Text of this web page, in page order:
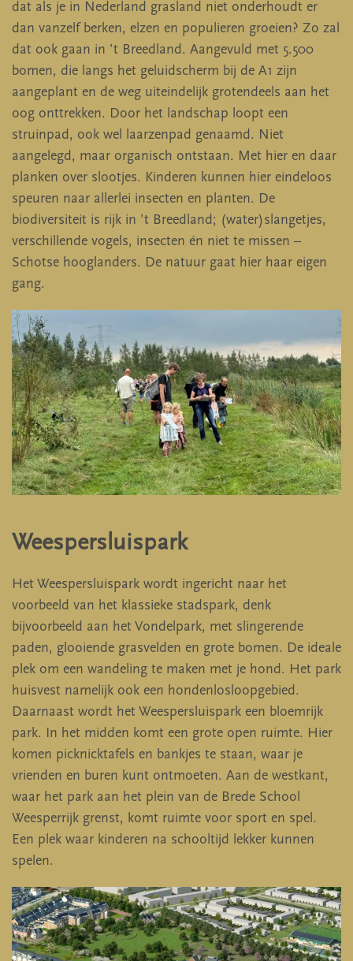
dat als je in Nederland grasland niet onderhoudt er
dan vanzelf berken, elzen en populieren groeien? Zo zal
dat ook gaan in ’t Breedland. Aangevuld met 5.500
bomen, die langs het geluidscherm bij de A1 zijn
aangeplant en de weg uiteindelijk grotendeels aan het
oog onttrekken. Door het landschap loopt een
struinpad, ook wel laarzenpad genaamd. Niet
aangelegd, maar organisch ontstaan. Met hier en daar
planken over slootjes. Kinderen kunnen hier eindeloos
speuren naar allerlei insecten en planten. De
biodiversiteit is rijk in ’t Breedland; (water)slangetjes,
verschillende vogels, insecten én niet te missen –
Schotse hooglanders. De natuur gaat hier haar eigen
gang.
Weespersluispark
Het Weespersluispark wordt ingericht naar het
voorbeeld van het klassieke stadspark, denk
bijvoorbeeld aan het Vondelpark, met slingerende
paden, glooiende grasvelden en grote bomen. De ideale
plek om een wandeling te maken met je hond. Het park
huisvest namelijk ook een hondenlosloopgebied.
Daarnaast wordt het Weespersluispark een bloemrijk
park. In het midden komt een grote open ruimte. Hier
komen picknicktafels en bankjes te staan, waar je
vrienden en buren kunt ontmoeten. Aan de westkant,
waar het park aan het plein van de Brede School
Weesperrijk grenst, komt ruimte voor sport en spel.
Een plek waar kinderen na schooltijd lekker kunnen
spelen.